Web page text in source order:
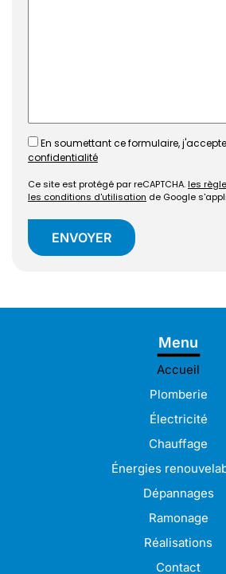
En soumettant ce formulaire,
confidentialité
Ce site est protégé par reCAPTCHA. les
les conditions d'utilisation de Google
Menu
Accueil
Plomberie
Électricité
Chauffage
Énergies
Dépannages
Ramonage
Réalisations
Contact